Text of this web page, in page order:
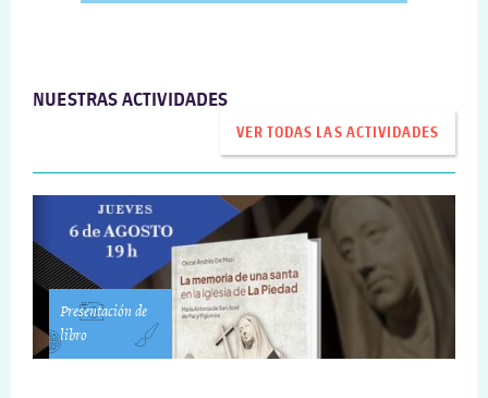
NUESTRAS ACTIVIDADES
VER TODAS LAS ACTIVIDADES
Presentación de
libro